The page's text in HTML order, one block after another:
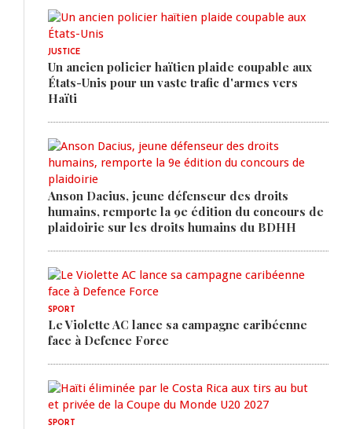
JUSTICE
Un ancien policier haïtien plaide coupable aux
États-Unis pour un vaste trafic d'armes vers
Haïti
Anson Dacius, jeune défenseur des droits
humains, remporte la 9e édition du concours de
plaidoirie sur les droits humains du BDHH
SPORT
Le Violette AC lance sa campagne caribéenne
face à Defence Force
SPORT